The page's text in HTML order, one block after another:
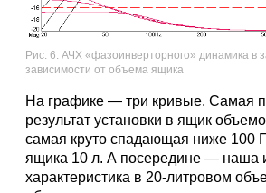
Рис. 6. АЧХ «фазоинверторного» динамика в
зависимости от объема ящика
На графике — три кривые. Самая
результат установки в ящик
самая круто спадающая ниже 100
ящика 10 л. А посередине — наша
характеристика в 20-литровом